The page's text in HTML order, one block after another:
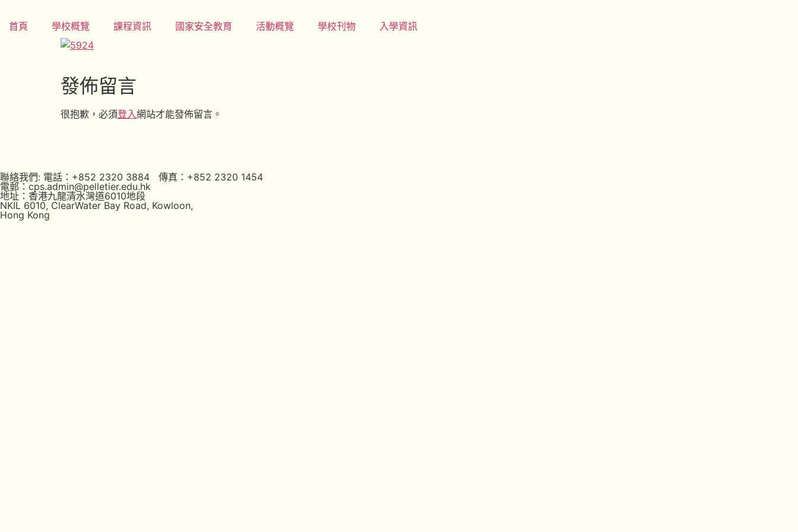
首頁 學校概覽 課程資訊 國家安全教育 活動概覽 學校刊物 入學資訊
發佈留言
很抱歉，必須登入網站才能發佈留言。
聯絡我們: 電話：+852 2320 3884 傳真：+852 2320 1454
電郵：cps.admin@pelletier.edu.hk
地址：香港九龍清水灣道6010地段
NKIL 6010, ClearWater Bay Road, Kowloon,
Hong Kong